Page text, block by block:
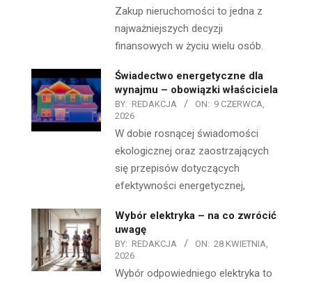
Zakup nieruchomości to jedna z
najważniejszych decyzji
finansowych w życiu wielu osób.
Świadectwo energetyczne dla
wynajmu – obowiązki właściciela
BY: REDAKCJA ON: 9 CZERWCA,
2026
W dobie rosnącej świadomości
ekologicznej oraz zaostrzających
się przepisów dotyczących
efektywności energetycznej,
Wybór elektryka – na co zwrócić
uwagę
BY: REDAKCJA ON: 28 KWIETNIA,
2026
Wybór odpowiedniego elektryka to